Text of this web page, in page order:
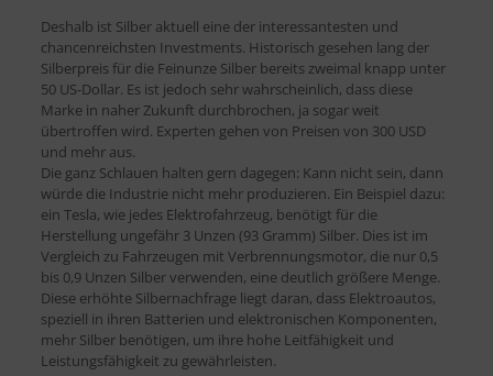
Deshalb ist Silber aktuell eine der interessantesten und
chancenreichsten Investments. Historisch gesehen lang der
Silberpreis für die Feinunze Silber bereits zweimal knapp unter
50 US-Dollar. Es ist jedoch sehr wahrscheinlich, dass diese
Marke in naher Zukunft durchbrochen, ja sogar weit
übertroffen wird. Experten gehen von Preisen von 300 USD
und mehr aus.
Die ganz Schlauen halten gern dagegen: Kann nicht sein, dann
würde die Industrie nicht mehr produzieren. Ein Beispiel dazu:
ein Tesla, wie jedes Elektrofahrzeug, benötigt für die
Herstellung ungefähr 3 Unzen (93 Gramm) Silber. Dies ist im
Vergleich zu Fahrzeugen mit Verbrennungsmotor, die nur 0,5
bis 0,9 Unzen Silber verwenden, eine deutlich größere Menge.
Diese erhöhte Silbernachfrage liegt daran, dass Elektroautos,
speziell in ihren Batterien und elektronischen Komponenten,
mehr Silber benötigen, um ihre hohe Leitfähigkeit und
Leistungsfähigkeit zu gewährleisten.